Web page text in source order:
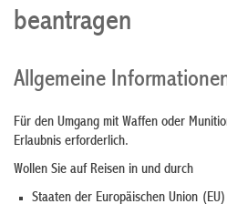
beantragen
Allgemeine
Für den Umgang mit Waffen oder
Erlaubnis erforderlich.
Wollen Sie auf Reisen in und durch
Staaten der Europäischen Union